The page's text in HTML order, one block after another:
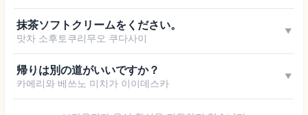
抹茶ソフトクリームをください。
맛차 소후토쿠리무오 쿠다사이
▼
帰りは別の道がいいですか？
카에리와 베쓰노 미치가 이이데스카
▼